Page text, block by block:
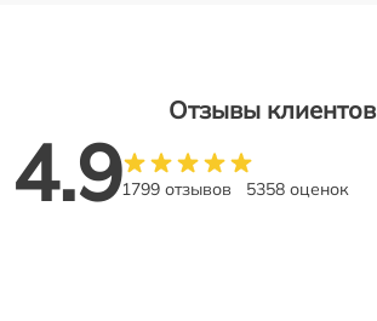
Отзывы клиентов
4.91799 отзывов 5358 оценок